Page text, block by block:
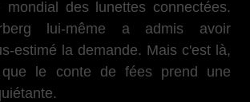
des lunettes connectées.
lui-même a admis avoir
estimé la demande. Mais c'est là,
le conte de fées prend une